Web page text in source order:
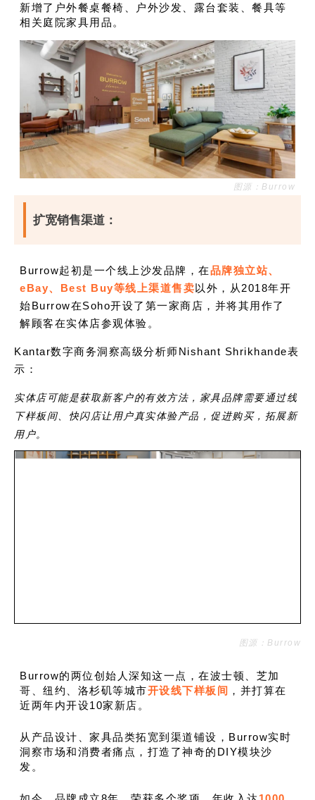
新增了户外餐桌餐椅、户外沙发、露台套装、餐具等
相关庭院家具用品。
图源：Burrow
扩宽销售渠道：
Burrow起初是一个线上沙发品牌，在品牌独立站、
eBay、Best Buy等线上渠道售卖以外，从2018年开
始Burrow在Soho开设了第一家商店，并将其用作了
解顾客在实体店参观体验。
Kantar数字商务洞察高级分析师Nishant Shrikhande表
示：
实体店可能是获取新客户的有效方法，家具品牌需要通过线
下样板间、快闪店让用户真实体验产品，促进购买，拓展新
用户。
图源：Burrow
Burrow的两位创始人深知这一点，在波士顿、芝加
哥、纽约、洛杉矶等城市开设线下样板间 ，并打算在
近两年内开设10家新店。
从产品设计、家具品类拓宽到渠道铺设，Burrow实时
洞察市场和消费者痛点，打造了神奇的DIY模块沙
发。